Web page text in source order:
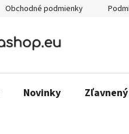
Obchodné podmienky
Novinky